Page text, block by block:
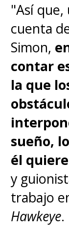
"Así que,
cuenta
Simon,
contar
la que
sueño,
él quiere
y
trabajo
Hawkeye.